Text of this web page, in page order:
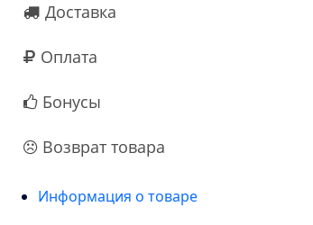
Доставка
Оплата
Бонусы
Возврат товара
Информация о товаре